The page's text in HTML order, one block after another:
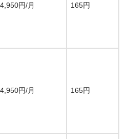
4,950円/月 165円
4,950円/月 165円